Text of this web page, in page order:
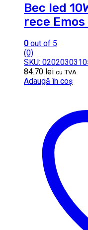
Bec led
rece Emos
0 out of 5
(0)
SKU:
84.70 lei cu TVA
Adaugă în coș